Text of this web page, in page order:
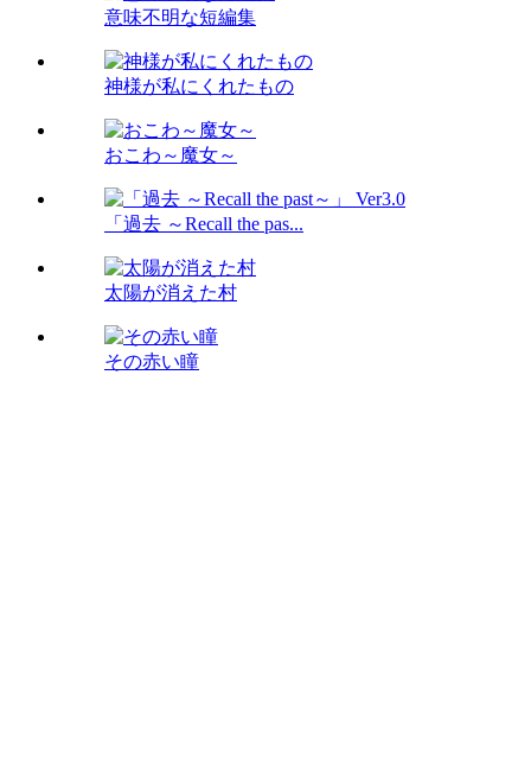
意味不明な短編集
神様が私にくれたもの
おこわ～魔女～
「過去 ～Recall the pas...
太陽が消えた村
その赤い瞳